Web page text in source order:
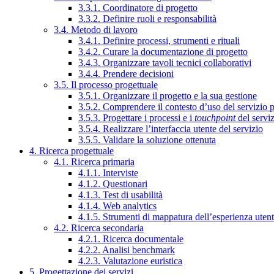
3.3.1. Coordinatore di progetto
3.3.2. Definire ruoli e responsabilità
3.4. Metodo di lavoro
3.4.1. Definire processi, strumenti e rituali
3.4.2. Curare la documentazione di progetto
3.4.3. Organizzare tavoli tecnici collaborativi
3.4.4. Prendere decisioni
3.5. Il processo progettuale
3.5.1. Organizzare il progetto e la sua gestione
3.5.2. Comprendere il contesto d’uso del servizio
3.5.3. Progettare i processi e i touchpointdel
3.5.4. Realizzare l’interfaccia utente del servizio
3.5.5. Validare la soluzione ottenuta
4. Ricerca progettuale
4.1. Ricerca primaria
4.1.1. Interviste
4.1.2. Questionari
4.1.3. Test di usabilità
4.1.4. Web analytics
4.1.5. Strumenti di mappatura dell’esperienza
4.2. Ricerca secondaria
4.2.1. Ricerca documentale
4.2.2. Analisi benchmark
4.2.3. Valutazione euristica
5. Progettazione dei servizi